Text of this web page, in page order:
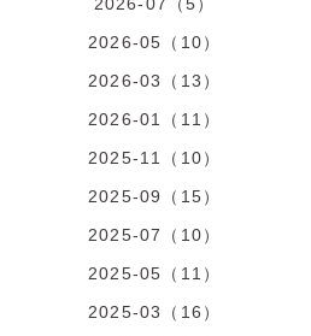
2026-05（10）
2026-03（13）
2026-01（11）
2025-11（10）
2025-09（15）
2025-07（10）
2025-05（11）
2025-03（16）